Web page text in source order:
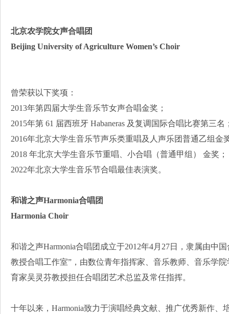
北京农学院女声合唱团
Beijing University of Agriculture Women’s Choir
曾荣获以下奖项：
2013年第四届大学生音乐节女声合唱金奖；
2015年第 61 届西班牙 Habaneras 及复调国际合唱比赛第三名
2016年北京大学生音乐节声乐类重唱及人声乐团普通乙组金
2018 年北京大学生音乐节重唱、小合唱（普通甲组） 金奖；
2022年北京大学生音乐节合唱最佳表演奖。
和谐之声Harmonia合唱团
Harmonia Choir
和谐之声Harmonia合唱团成立于2012年4月27日，隶属由中
教授合唱工作室”，由数位青年指挥家、音乐教师、音乐学
育家吴灵芬教授担任合唱团艺术总监及常任指挥。
十年以来，Harmonia致力于演唱经典文献、推广优秀新作